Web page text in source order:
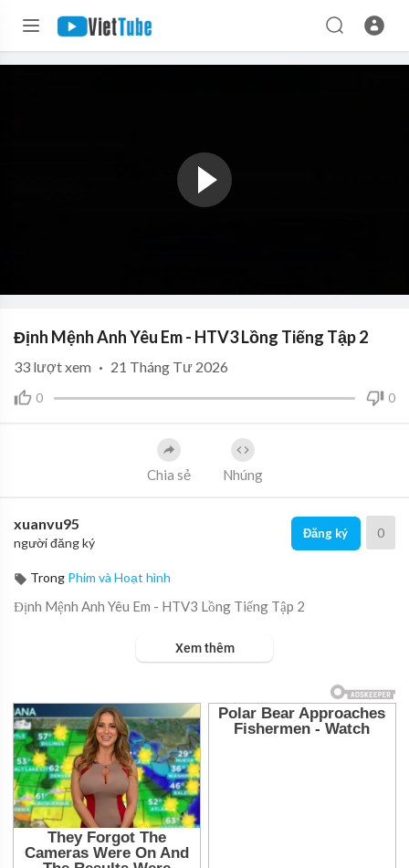
Định Mệnh Anh Yêu Em - HTV3 Lồng Tiếng Tập 2
0 0
33 lượt xem · 21 Tháng Tư 2026
Chia sẻ Nhúng
xuanvu95
người đăng ký
Đăng ký 0
Trong Phim và Hoạt hình
Định Mệnh Anh Yêu Em - HTV3 Lồng Tiếng Tập 2
Xem thêm